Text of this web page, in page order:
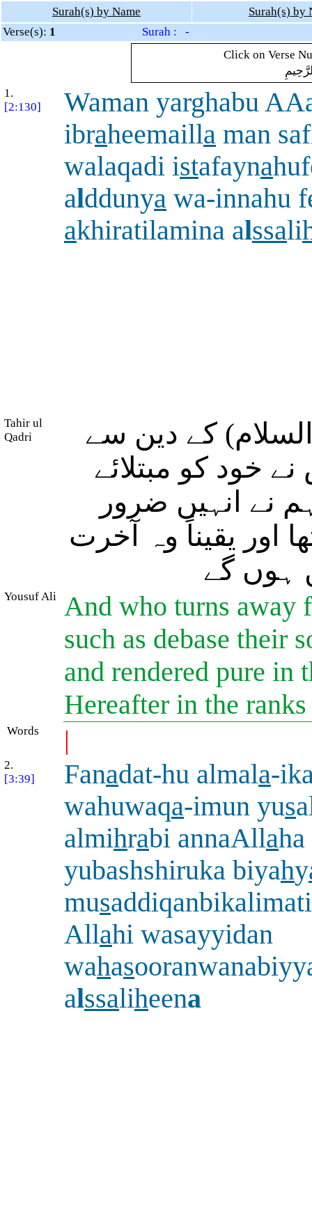
Surah(s) by Name
Surah(s) by
Verse(s): 1
Surah : -
Click on Verse
1.
[2:130]
Waman yarghabu
ibraheemailla man
walaqadi istafayna
alddunya wa-innahu
akhiratilamina alssali
Tahir ul
Qadri
کے دین سے
خود کو مبتلائے
نے انہیں ضرور
اور یقیناً وہ آخرت
ہوں گے
Yousuf Ali And who turns away
such as debase their
and rendered pure
Hereafter in the
Words |
2.
[3:39]
Fanadat-hu almala-
wahuwaqa-imun yus
almihrabi annaAllaha
yubashshiruka biyahy
mus
Allahi wasayyidan
wahas
alssaliheena